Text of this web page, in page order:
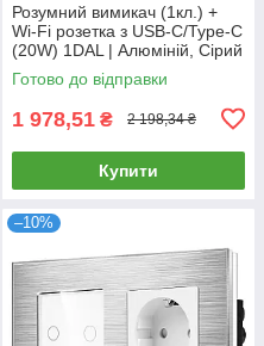
Розумний вимикач (1кл.) +
Wi-Fi розетка з USB-C/Type-C
(20W) 1DAL | Алюміній, Сірий
(A157-GSW1G.WF-
STUTC.WF.GR)
Готово до відправки
1 978,51 ₴ 2 198,34 ₴
Купити
–10%